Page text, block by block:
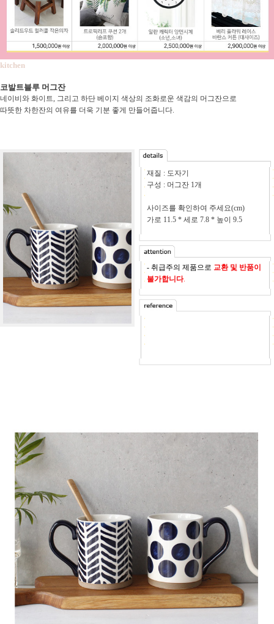
kitchen
코발트블루 머그잔
네이비와 화이트, 그리고 하단 베이지 색상의 조화로운 색감의 머그잔으로
따뜻한 차한잔의 여유를 더욱 기분 좋게 만들어줍니다.
재질 : 도자기
구성 : 머그잔 1개
사이즈를 확인하여 주세요(cm)
가로 11.5 * 세로 7.8 * 높이 9.5
- 취급주의 제품으로 교환 및 반품이
불가합니다.